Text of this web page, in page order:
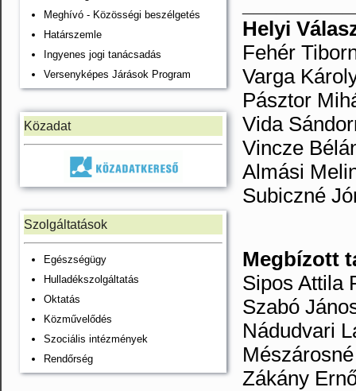
Meghívó - Közösségi beszélgetés
Határszemle
Ingyenes jogi tanácsadás
Versenyképes Járások Program
Közadat
Szolgáltatások
Egészségügy
Hulladékszolgáltatás
Oktatás
Közművelődés
Szociális intézmények
Rendőrség
Helyi
Fehér
Varga
Pásztor
Vida
Vincze
Almási
Subiczné
Megbízott
Sipos Attila
Szabó
Nádudvari
Zákány